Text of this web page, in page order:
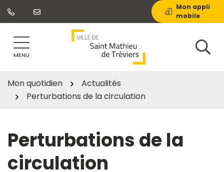
Aller
Mon appli
mobile
MENU
Mon quotidien
Actualités
Perturbations de la circulation
Perturbations de la
circulation